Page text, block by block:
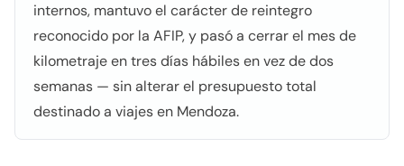
internos, mantuvo el carácter de reintegro
reconocido por la AFIP, y pasó a cerrar el mes de
kilometraje en tres días hábiles en vez de dos
semanas — sin alterar el presupuesto total
destinado a viajes en Mendoza.